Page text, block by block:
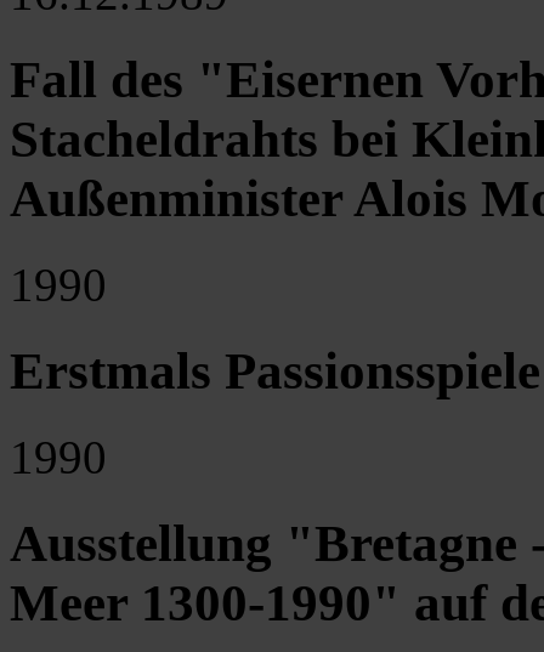
Fall des "Eisernen
Stacheldrahts bei
Außenminister Alois
1990
Erstmals
1990
Ausstellung "Bretagne
Meer 1300-1990" auf